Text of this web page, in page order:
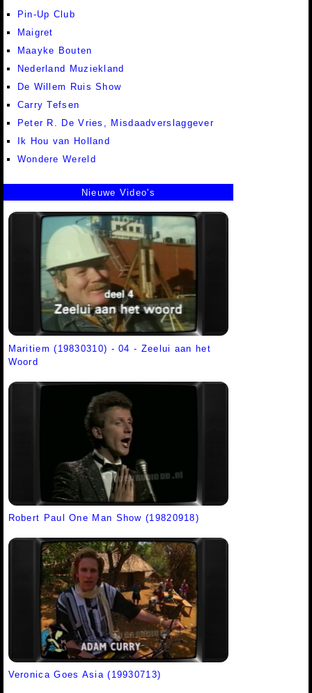
Pin-Up Club
Maigret
Maayke Bouten
Nederland Muziekland
De Willem Ruis Show
Carry Tefsen
Peter R. De Vries, Misdaadverslaggever
Ik Hou van Holland
Wondere Wereld
Nieuwe Video's
Maritiem (19830310) - 04 - Zeelui aan het
Woord
Robert Paul One Man Show (19820918)
Veronica Goes Asia (19930713)